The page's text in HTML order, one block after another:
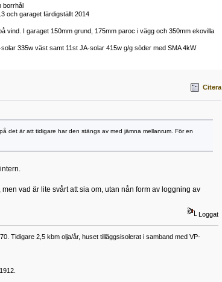
borrhål
och garaget färdigställt 2014
vind. I garaget 150mm grund, 175mm paroc i vägg och 350mm ekovilla
335w väst samt 11st JA-solar 415w g/g söder med SMA 4kW
Citera
det är att tidigare har den stängs av med jämna mellanrum. För en
vad är lite svårt att sia om, utan nån form av loggning av
Loggat
Tidigare 2,5 kbm olja/år, huset tilläggsisolerat i samband med VP-